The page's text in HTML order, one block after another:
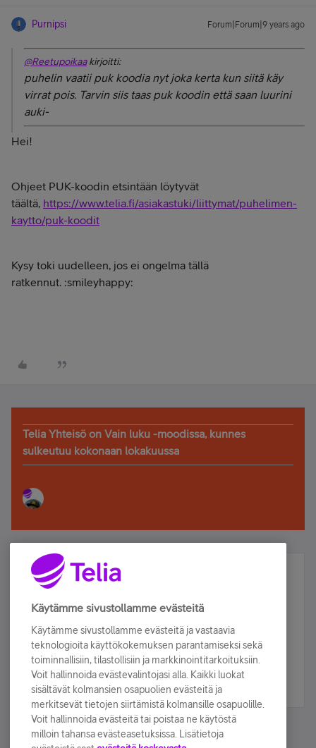
Purnipsi Forum|Forum|9 years ago
@Reetupoikaakirjoitti:
puhelin vaatii puk koodia nyt joka kerta kun siitä käy
virrat pois. Tarvin siis taas puk koodin että saan luurini
auki-
Hei!
Ohjeet PUK-koodin etsintään löytyvät
täältä, https://www.telia.fi/asiakastuki/liittymat/puhelimen-
kaytto/puk-koodit
Kysy toki uudelleen, jos ei ongelma tällä
ratkennut. :smileyhappy:
Telia Yhteisö on Vain luku -moodissa, kunnes
sulkeutuu kokonaan lokakuussa
Älä jää paitsi – osallistu ja voita!
Tilaa Telian uutiskirje ja olet mukana arvonnassa.
sähköpostiisi.
Tilaa nyt
Käytämme sivustollamme evästeitä
Käytämme sivustollamme evästeitä ja vastaavia
teknologioita käyttökokemuksen parantamiseksi sekä
toiminnallisiin, tilastollisiin ja markkinointitarkoituksiin.
Voit hallinnoida evästevalintojasi alla. Kaikki luokat
sisältävät kolmansien osapuolien evästeitä ja
merkitsevät tietojen siirtämistä kolmansille osapuolille.
Voit hallinnoida evästeitä tai poistaa ne käytöstä
milloin tahansa evästeasetuksissa. Lisätietoja